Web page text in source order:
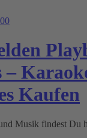
–
Kaufen
Musik findest Du